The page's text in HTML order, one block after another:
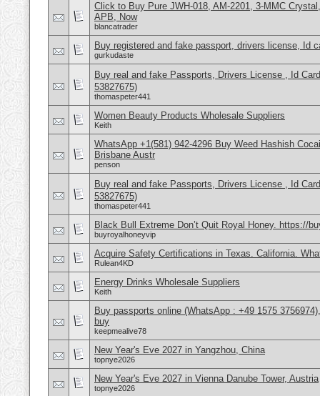
Click to Buy Pure JWH-018, AM-2201, 3-MMC
APB, Now
blancatrader
Buy registered and fake passport, drivers license, Id
gurkudaste
Buy real and fake Passports, Drivers License , Id
53827675)
thomaspeter441
Women Beauty Products Wholesale Suppliers
Keith
WhatsApp +1(581) 942-4296 Buy Weed Hashish
Brisbane Austr
penson
Buy real and fake Passports, Drivers License , Id
53827675)
thomaspeter441
Black Bull Extreme Don’t Quit Royal Honey. https://
buyroyalhoneyvip
Acquire Safety Certifications in Texas. California.
Rulean4KD
Energy Drinks Wholesale Suppliers
Keith
Buy passports online (WhatsApp : +49 1575
buy
keepmealive78
New Year's Eve 2027 in Yangzhou, China
topnye2026
New Year's Eve 2027 in Vienna Danube Tower, Austria
topnye2026